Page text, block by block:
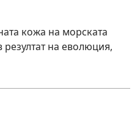
кожа на морската
резултат на еволюция,